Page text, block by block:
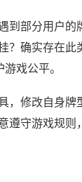
到部分用户
？确实存在
戏公平。
修改自身牌
守游戏规则